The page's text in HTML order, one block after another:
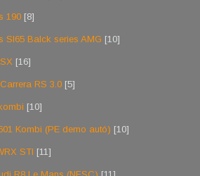
190 [8]
Sl65 Balck series AMG [10]
[16]
RS 3.0 [5]
[10]
Kombi (PE demo autó) [10]
STI [11]